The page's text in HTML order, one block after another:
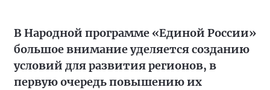
В Народной программе «Единой России»
большое внимание уделяется созданию
условий для развития регионов, в
первую очередь повышению их